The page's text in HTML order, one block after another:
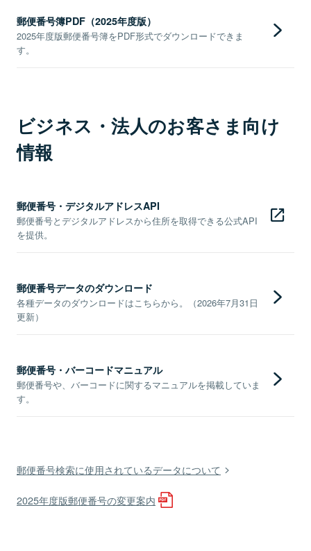
郵便番号簿PDF（2025年度版）
2025年度版郵便番号簿をPDF形式でダウンロードできま
す。
ビジネス・法人のお客さま向け
情報
郵便番号・デジタルアドレスAPI
郵便番号とデジタルアドレスから住所を取得できる公式API
を提供。
郵便番号データのダウンロード
各種データのダウンロードはこちらから。（2026年7月31日
更新）
郵便番号・バーコードマニュアル
郵便番号や、バーコードに関するマニュアルを掲載していま
す。
郵便番号検索に使用されているデータについて
2025年度版郵便番号の変更案内